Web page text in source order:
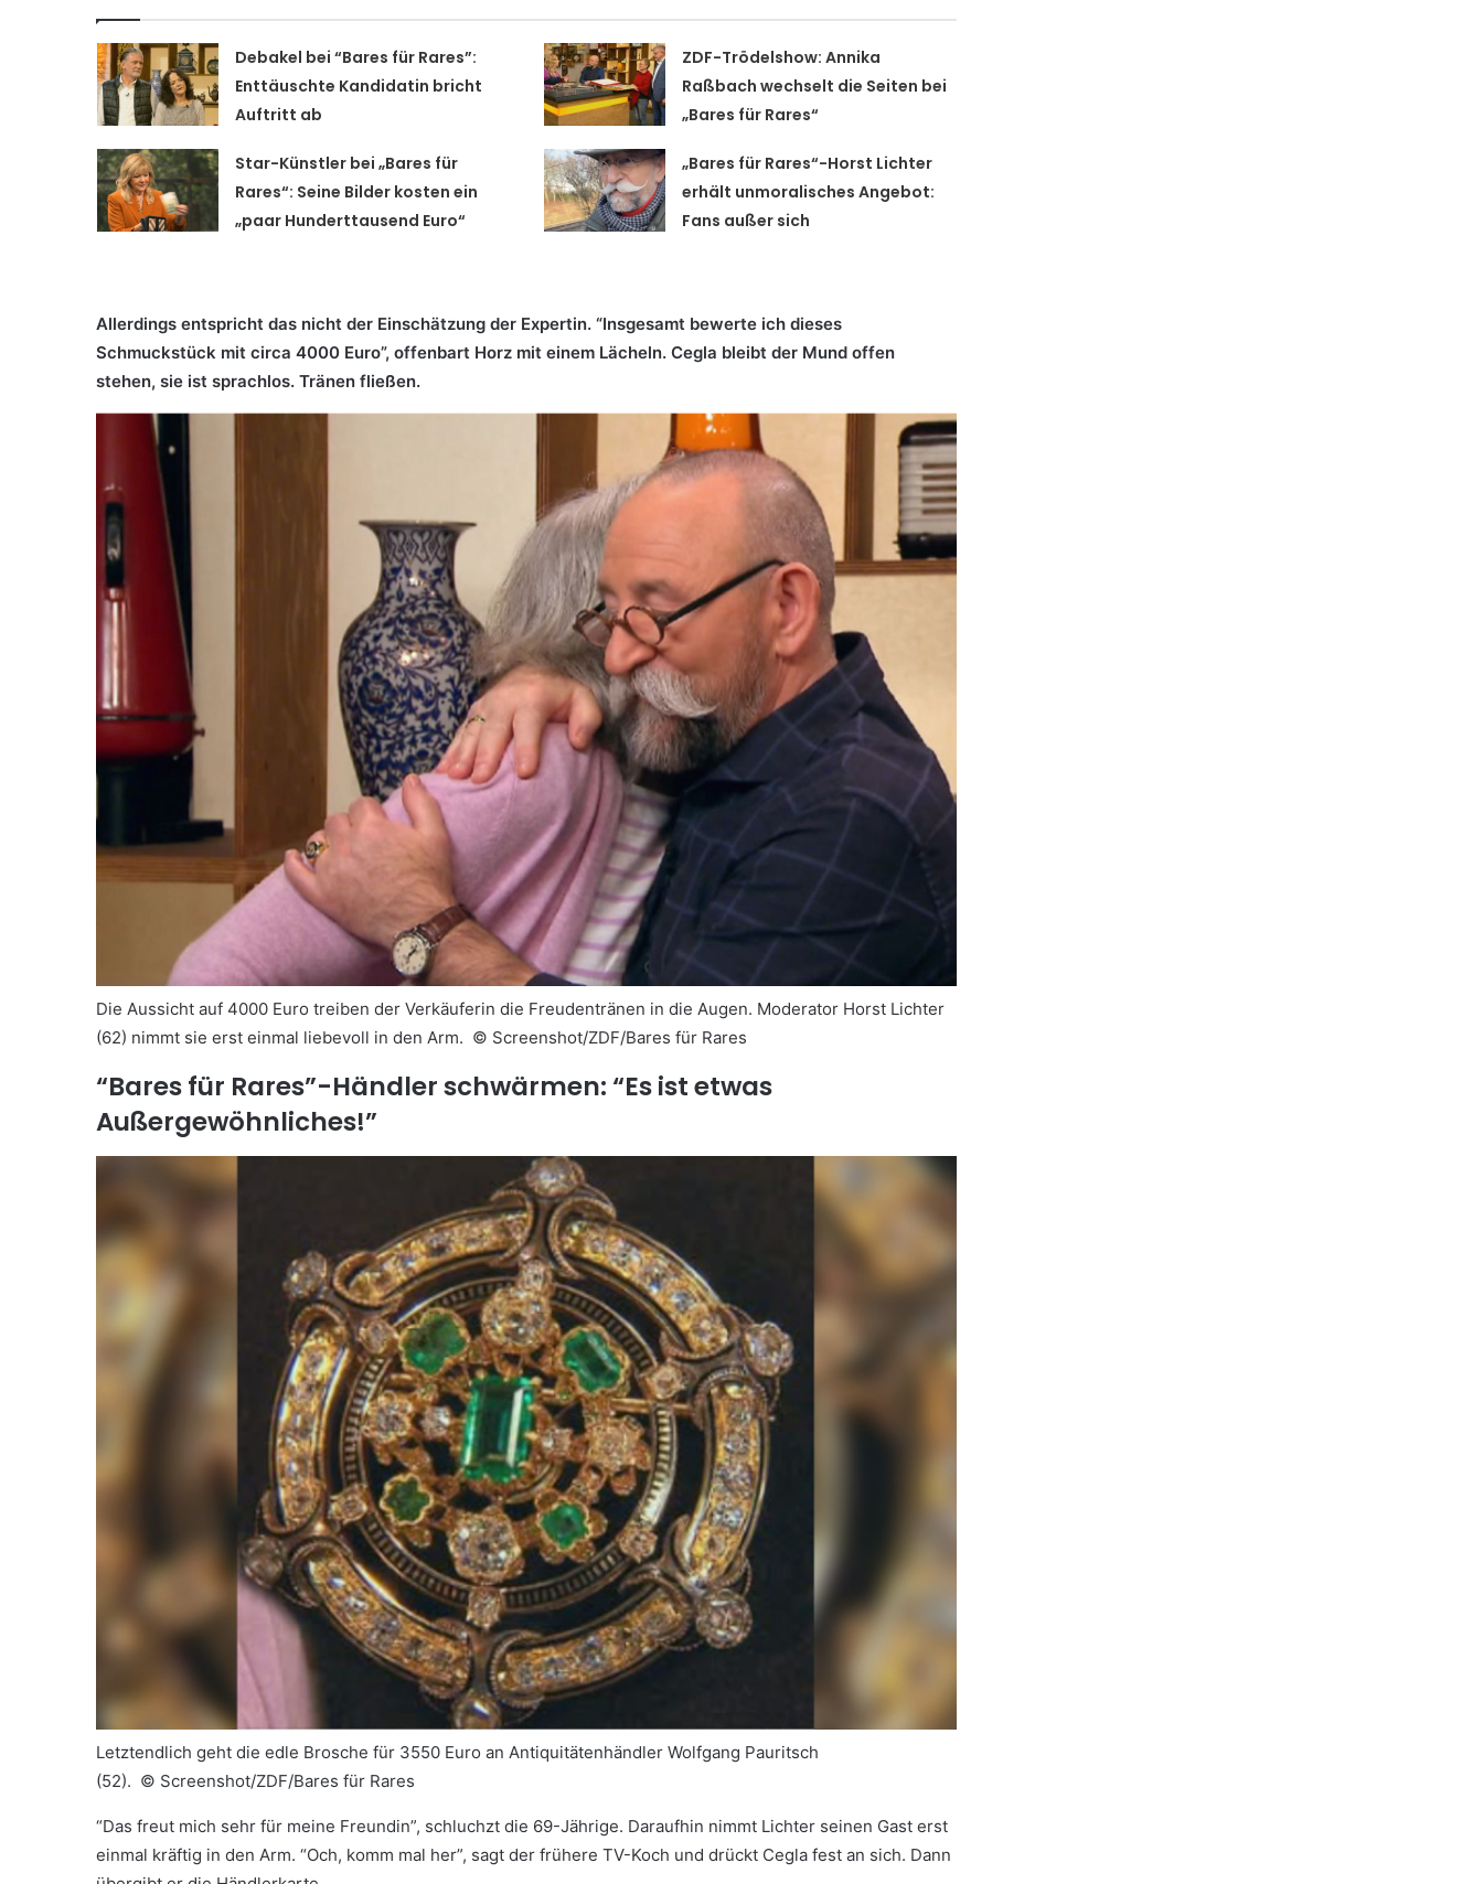
Debakel bei “Bares für Rares”:
Enttäuschte Kandidatin bricht
Auftritt ab
ZDF-Trödelshow: Annika
Raßbach wechselt die Seiten bei
„Bares für Rares“
Star-Künstler bei „Bares für
Rares“: Seine Bilder kosten ein
„paar Hunderttausend Euro“
„Bares für Rares“-Horst Lichter
erhält unmoralisches Angebot:
Fans außer sich
Allerdings entspricht das nicht der Einschätzung der Expertin. “Insgesamt bewerte ich dieses
Schmuckstück mit circa 4000 Euro”, offenbart Horz mit einem Lächeln. Cegla bleibt der Mund offen
stehen, sie ist sprachlos. Tränen fließen.
Die Aussicht auf 4000 Euro treiben der Verkäuferin die Freudentränen in die Augen. Moderator Horst Lichter
(62) nimmt sie erst einmal liebevoll in den Arm. © Screenshot/ZDF/Bares für Rares
“Bares für Rares”-Händler schwärmen: “Es ist etwas
Außergewöhnliches!”
Letztendlich geht die edle Brosche für 3550 Euro an Antiquitätenhändler Wolfgang Pauritsch
(52). © Screenshot/ZDF/Bares für Rares
“Das freut mich sehr für meine Freundin”, schluchzt die 69-Jährige. Daraufhin nimmt Lichter seinen Gast erst
einmal kräftig in den Arm. “Och, komm mal her”, sagt der frühere TV-Koch und drückt Cegla fest an sich. Dann